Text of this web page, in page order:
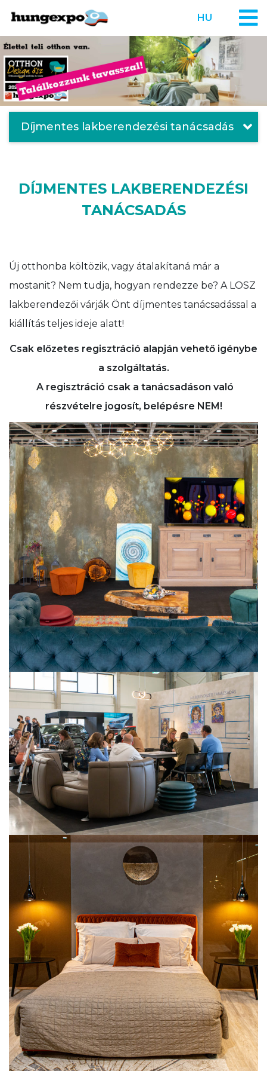
HU
Díjmentes lakberendezési tanácsadás
DÍJMENTES LAKBERENDEZÉSI
TANÁCSADÁS
Új otthonba költözik, vagy átalakítaná már a
mostanit? Nem tudja, hogyan rendezze be? A LOSZ
lakberendezői várják Önt díjmentes tanácsadással a
kiállítás teljes ideje alatt!
Csak előzetes regisztráció alapján vehető igénybe
a szolgáltatás.
A regisztráció csak a tanácsadáson való
részvételre jogosít, belépésre NEM!